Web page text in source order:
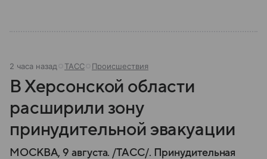
2 часа назад ТАСС Происшествия
В Херсонской области
расширили зону
принудительной эвакуации
МОСКВА, 9 августа. /ТАСС/. Принудительная